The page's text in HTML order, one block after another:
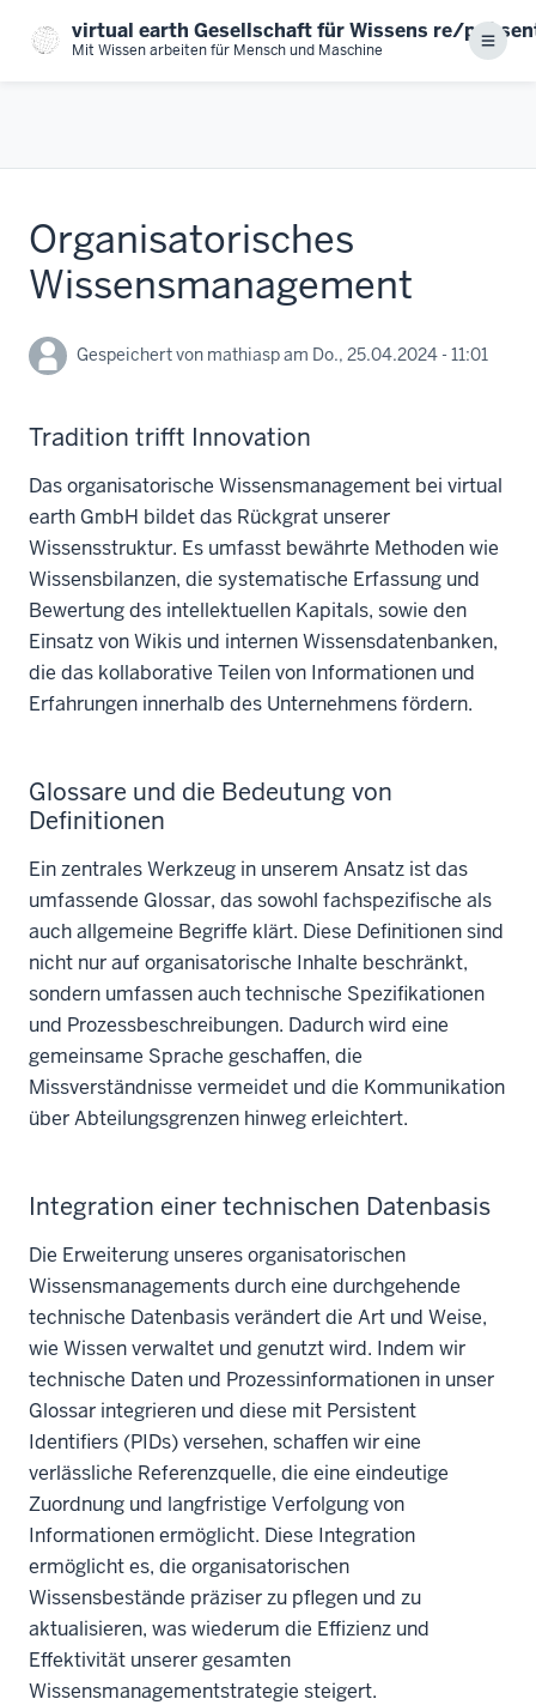
zum
virtual earth Gesellschaft für Wissens re/prä
Mit Wissen arbeiten für Mensch und Maschine Menu
Organisatorisches
Wissensmanagement
Gespeichert von mathiaspam Do., 25.04.2024 - 11:01
Tradition trifft Innovation
Das organisatorische Wissensmanagement bei virtual
earth GmbH bildet das Rückgrat unserer
Wissensstruktur. Es umfasst bewährte Methoden wie
Wissensbilanzen, die systematische Erfassung und
Bewertung des intellektuellen Kapitals, sowie den
Einsatz von Wikis und internen Wissensdatenbanken,
die das kollaborative Teilen von Informationen und
Erfahrungen innerhalb des Unternehmens fördern.
Glossare und die Bedeutung von
Definitionen
Ein zentrales Werkzeug in unserem Ansatz ist das
umfassende Glossar, das sowohl fachspezifische als
auch allgemeine Begriffe klärt. Diese Definitionen sind
nicht nur auf organisatorische Inhalte beschränkt,
sondern umfassen auch technische Spezifikationen
und Prozessbeschreibungen. Dadurch wird eine
gemeinsame Sprache geschaffen, die
Missverständnisse vermeidet und die Kommunikation
über Abteilungsgrenzen hinweg erleichtert.
Integration einer technischen Datenbasis
Die Erweiterung unseres organisatorischen
Wissensmanagements durch eine durchgehende
technische Datenbasis verändert die Art und Weise,
wie Wissen verwaltet und genutzt wird. Indem wir
technische Daten und Prozessinformationen in unser
Glossar integrieren und diese mit Persistent
Identifiers (PIDs) versehen, schaffen wir eine
verlässliche Referenzquelle, die eine eindeutige
Zuordnung und langfristige Verfolgung von
Informationen ermöglicht. Diese Integration
ermöglicht es, die organisatorischen
Wissensbestände präziser zu pflegen und zu
aktualisieren, was wiederum die Effizienz und
Effektivität unserer gesamten
Wissensmanagementstrategie steigert.